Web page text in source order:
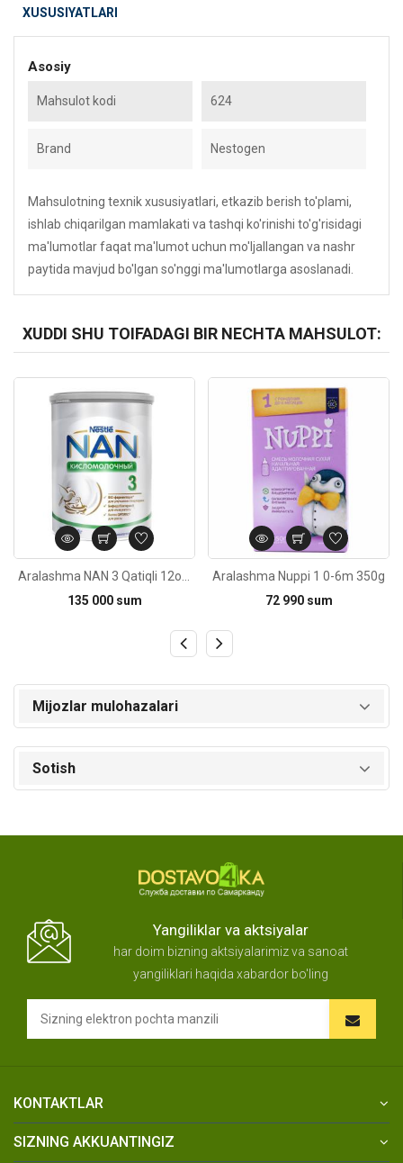
XUSUSIYATLARI
Asosiy
Mahsulot kodi 624
Brand Nestogen
Mahsulotning texnik xususiyatlari, etkazib berish to'plami,
ishlab chiqarilgan mamlakati va tashqi ko'rinishi to'g'risidagi
ma'lumotlar faqat ma'lumot uchun mo'ljallangan va nashr
paytida mavjud bo'lgan so'nggi ma'lumotlarga asoslanadi.
XUDDI SHU TOIFADAGI BIR NECHTA MAHSULOT:
135 000 sum
Kod: 6021
Aralashma Nuppi 1 0-6m 350g
72 990 sum
Kod: 2374
Mijozlar mulohazalari
Sotish
Yangiliklar va aktsiyalar
har doim bizning aktsiyalarimiz va sanoat
yangiliklari haqida xabardor bo'ling
KONTAKTLAR
SIZNING AKKUANTINGIZ